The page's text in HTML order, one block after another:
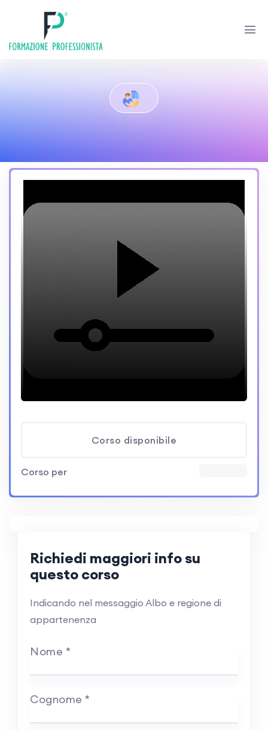
Corso disponibile
Corso per
Richiedi maggiori info su
questo corso
Indicando nel messaggio Albo e regione di
appartenenza
Nome *
Cognome *